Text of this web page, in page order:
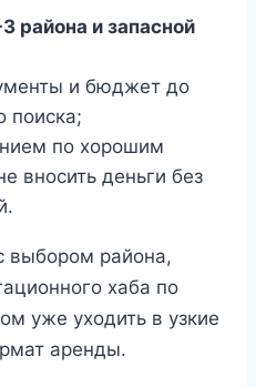
района и запасной
и бюджет до
поиска;
по хорошим
вносить деньги без
выбором района,
хаба по
уже уходить в узкие
аренды.